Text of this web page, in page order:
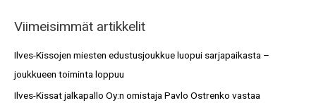
r
c
h
f
Viimeisimmät artikkelit
Ilves-Kissojen miesten edustusjoukkue luopui sarjapaikasta –
joukkueen toiminta loppuu
Ilves-Kissat jalkapallo Oy:n omistaja Pavlo Ostrenko vastaa
i
t
o
t